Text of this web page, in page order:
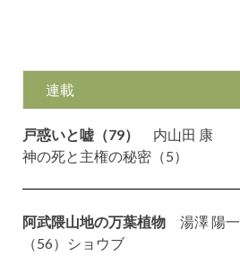
連載
戸惑いと嘘（79）
内山田 康
神の死と主権の秘密（5）
阿武隈山地の万葉植物 湯澤 陽一
（56）ショウブ